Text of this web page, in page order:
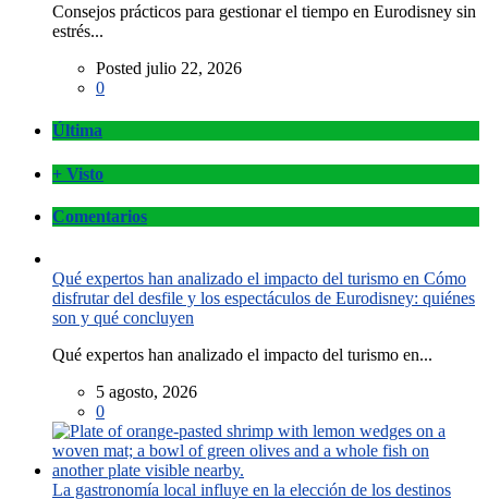
Consejos prácticos para gestionar el tiempo en Eurodisney sin
estrés...
Posted julio 22, 2026
0
Última
+ Visto
Comentarios
Qué expertos han analizado el impacto del turismo en Cómo
disfrutar del desfile y los espectáculos de Eurodisney: quiénes
son y qué concluyen
Qué expertos han analizado el impacto del turismo en...
5 agosto, 2026
0
La gastronomía local influye en la elección de los destinos